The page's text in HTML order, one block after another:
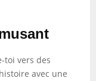
toi vers des
avec une